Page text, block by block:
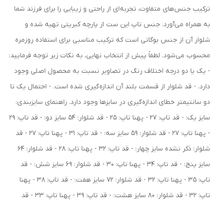
ترکیب جنس‌های متفاوت، تجربه‌ای از راحتی و زیبایی را برای فرزند شما
به همراه می‌آورد. جنس تاپ این ست از پارچه کبریتی تهیه شده و
شلوار آن از جنس بوگاتی است که ترکیب مناسبی برای استفاده روزمره
محسوب می‌شود. لطفاً پیش از انتخاب نهایی، به نکات زیر توجه فرمایید:
- یک یا دو درجه اختلاف رنگ در تصاویر نسبت به محصول اصلی وجود
دارد. - قد شلوار از قسمت بلند آن اندازه‌گیری شده است. - احتمال یک تا
دو سانتیمتر خطای اندازه‌گیری در سایزها وجود دارد. راهنمای سایزبندی:
سایز یک: - قد تاپ: 27 - پهنا تاپ: 25 - قد شلوار: 54 سایز دو: - قد تاپ: 29
- پهنا تاپ: 27 - قد شلوار: 59 سایز سه: - قد تاپ: 31 - پهنا تاپ: 27 - قد
شلوار: ذکر نشده سایز چهار: - قد تاپ: 32 - پهنا تاپ: 28 - قد شلوار: 64
سایز پنج: - قد تاپ: 34 - پهنا تاپ: 30 - قد شلوار: 69 سایز شش: - قد
تاپ: 35 - پهنا تاپ: 32 - قد شلوار: 72 سایز هفت: - قد تاپ: 38 - پهنا
تاپ: 32 - قد شلوار: 80 سایز هشت: - قد تاپ: 39 - پهنا تاپ: 33 - قد